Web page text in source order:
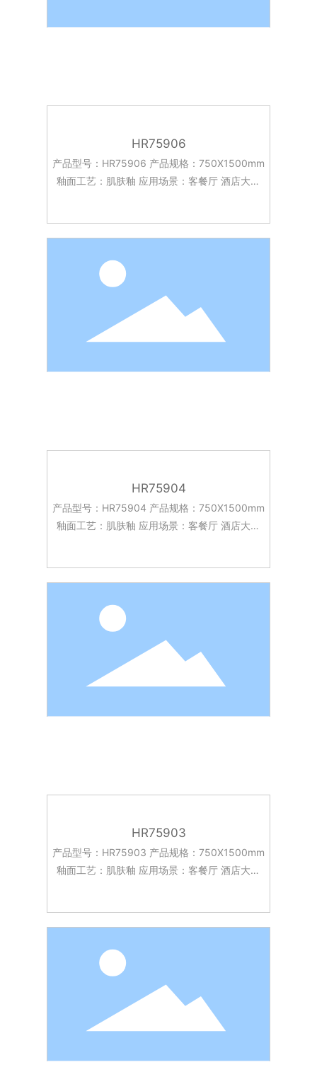
HR75906
产品型号：HR75906 产品规格：750X1500mm
釉面工艺：肌肤釉 应用场景：客餐厅 酒店大堂
HR75904
产品型号：HR75904 产品规格：750X1500mm
釉面工艺：肌肤釉 应用场景：客餐厅 酒店大堂
HR75903
产品型号：HR75903 产品规格：750X1500mm
釉面工艺：肌肤釉 应用场景：客餐厅 酒店大堂